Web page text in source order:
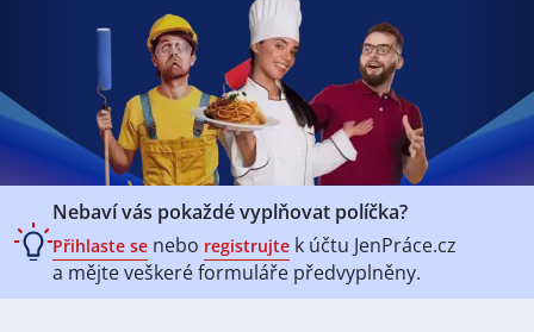
Nebaví vás pokaždé vyplňovat políčka?
Přihlaste se nebo registrujte k účtu JenPráce.cz
a mějte veškeréformuláře předvyplněny.